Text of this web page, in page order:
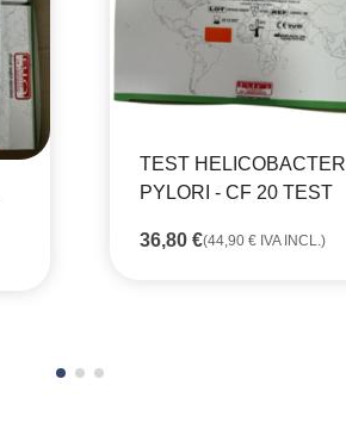
TEST HELICOBACTER
PYLORI - CF 20 TEST
36,80 €(44,90 € IVA INCL.)